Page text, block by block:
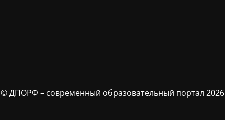
© ДПОРФ – современный образовательный портал 2026